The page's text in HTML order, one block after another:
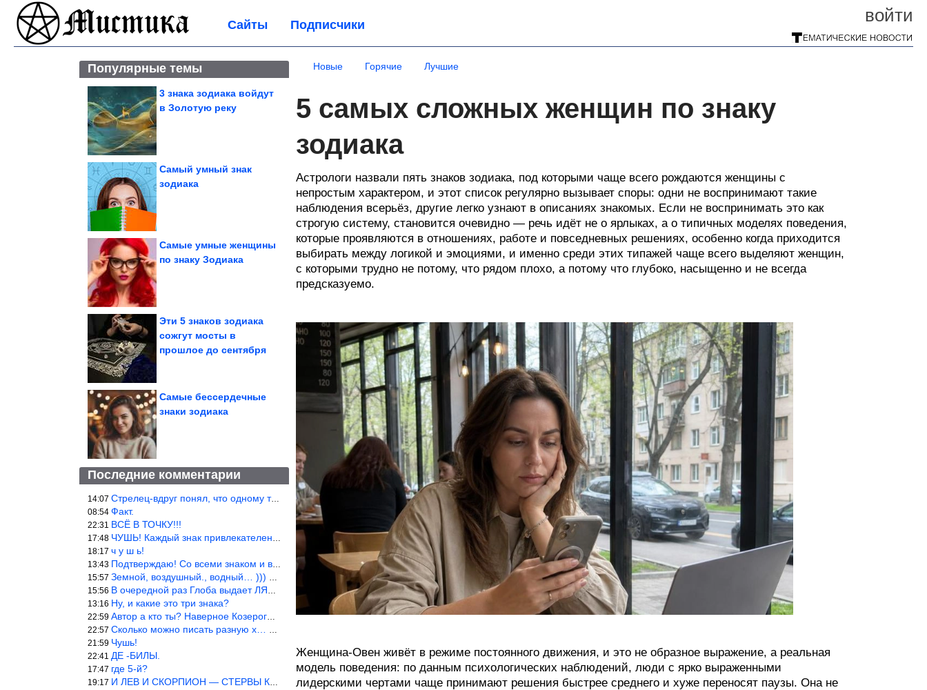
войти
Сайты Подписчики
Популярные темы
3 знака зодиака войдут
в Золотую реку
Самый умный знак
зодиака
Самые умные женщины
по знаку Зодиака
Эти 5 знаков зодиака
сожгут мосты в
прошлое до сентября
Самые бессердечные
знаки зодиака
Последние комментарии
14:07 Стрелец-вдруг понял, что одному то и жить легче.
08:54 Факт.
22:31 ВСЁ В ТОЧКУ!!!
17:48 ЧУШЬ! Каждый знак привлекателен! И среди Весов, Близнецов встреч
18:17 ч у ш ь!
13:43 Подтверждаю! Со всеми знаком и все одиноки и Я )))
15:57 Земной, воздушный., водный… ))) выбери сам трех из 9 )))
15:56 В очередной раз Глоба выдает ЛЯП! А корректоры, редакторы пропус
13:16 Ну, и какие это три знака?
22:59 Автор а кто ты? Наверное Козерог… Рога жена Рыба наставила ))
22:57 Сколько можно писать разную х… йню? Автор что то обкурился?
21:59 Чушь!
22:41 ДЕ -БИЛЫ.
17:47 где 5-й?
19:17 И ЛЕВ И СКОРПИОН — СТЕРВЫ КАКИХ ЕЩЕ ПОИСКАТЬ НАДО
Новые Горячие Лучшие
5 самых сложных женщин по знаку
зодиака
Астрологи назвали пять знаков зодиака, под которыми чаще всего рождаются женщины с
непростым характером, и этот список регулярно вызывает споры: одни не воспринимают такие
наблюдения всерьёз, другие легко узнают в описаниях знакомых. Если не воспринимать это как
строгую систему, становится очевидно — речь идёт не о ярлыках, а о типичных моделях поведения,
которые проявляются в отношениях, работе и повседневных решениях, особенно когда приходится
выбирать между логикой и эмоциями, и именно среди этих типажей чаще всего выделяют женщин,
с которыми трудно не потому, что рядом плохо, а потому что глубоко, насыщенно и не всегда
предсказуемо.
Женщина-Овен живёт в режиме постоянного движения, и это не образное выражение, а реальная
модель поведения: по данным психологических наблюдений, люди с ярко выраженными
лидерскими чертами чаще принимают решения быстрее среднего и хуже переносят паузы. Она не